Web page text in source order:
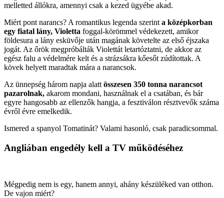
melletted állókra, amennyi csak a kezed ügyébe akad.
Miért pont narancs? A romantikus legenda szerinta középkorban
egy fiatal lány, Violetta foggal-körömmel védekezett, amikor
földesura a lány esküvője után magának követelte az első éjszaka
jogát. Az őrök megpróbálták Violettát letartóztatni, de akkor az
egész falu a védelmére kelt és a strázsákra kőesőt zúdítottak. A
kövek helyett maradtak mára a narancsok.
Az ünnepség három napja alattösszesen 350 tonna narancsot
pazarolnak, akarom mondani, használnak el a csatában, és bár
egyre hangosabb az ellenzők hangja, a fesztiválon résztvevők száma
évről évre emelkedik.
Ismered a spanyol Tomatinát? Valami hasonló, csak paradicsommal.
Angliában engedély kell a TV működéséhez
Mégpedig nem is egy, hanem annyi, ahány készüléked van otthon.
De vajon miért?